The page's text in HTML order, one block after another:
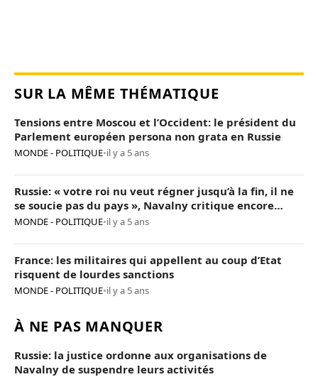
SUR LA MÊME THÉMATIQUE
Tensions entre Moscou et l’Occident: le président du
Parlement européen persona non grata en Russie
MONDE - POLITIQUE•il y a 5 ans
Russie: « votre roi nu veut régner jusqu’à la fin, il ne
se soucie pas du pays », Navalny critique encore
Poutine
MONDE - POLITIQUE•il y a 5 ans
France: les militaires qui appellent au coup d’Etat
risquent de lourdes sanctions
MONDE - POLITIQUE•il y a 5 ans
À NE PAS MANQUER
Russie: la justice ordonne aux organisations de
Navalny de suspendre leurs activités